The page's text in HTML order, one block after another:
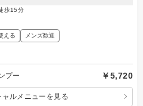
歩15分
える メンズ歓迎
プー ￥5,720
ルメニューを見る